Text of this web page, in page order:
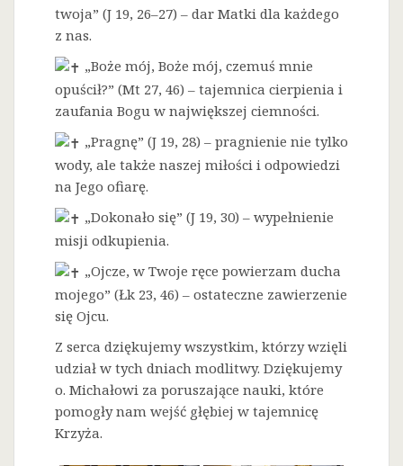
twoja” (J 19, 26–27) – dar Matki dla każdego
z nas.
„Boże mój, Boże mój, czemuś mnie
opuścił?” (Mt 27, 46) – tajemnica cierpienia i
zaufania Bogu w największej ciemności.
„Pragnę” (J 19, 28) – pragnienie nie tylko
wody, ale także naszej miłości i odpowiedzi
na Jego ofiarę.
„Dokonało się” (J 19, 30) – wypełnienie
misji odkupienia.
„Ojcze, w Twoje ręce powierzam ducha
mojego” (Łk 23, 46) – ostateczne zawierzenie
się Ojcu.
Z serca dziękujemy wszystkim, którzy wzięli
udział w tych dniach modlitwy. Dziękujemy
o. Michałowi za poruszające nauki, które
pomogły nam wejść głębiej w tajemnicę
Krzyża.